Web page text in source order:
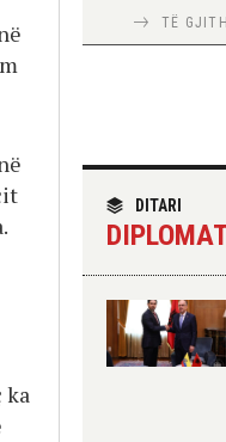
ka
nivel rreziku i lartë
zjarre në tetë qarqe
qeverisjen e Kinës
Për herë të parë,
Forcat e Armatosura
me mjete taktike
“Made in Albania”
Ambasada
TË
DITARI